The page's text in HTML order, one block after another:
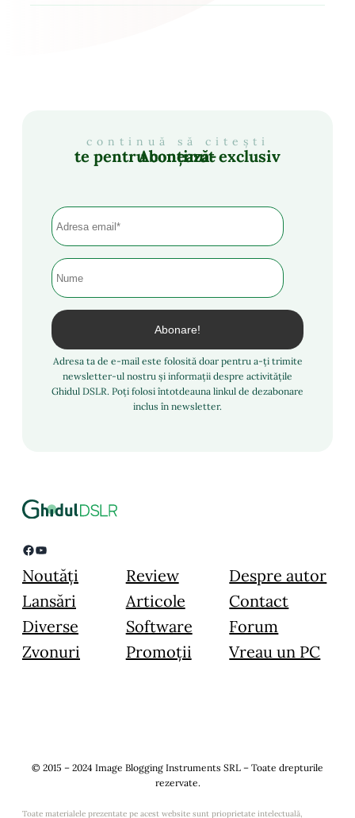
continuă să citești
Abonează-te pentru conținut exclusiv
Adresa ta de e-mail este folosită doar pentru a-ți trimite
newsletter-ul nostru și informații despre activitățile
Ghidul DSLR. Poți folosi întotdeauna linkul de dezabonare
inclus în newsletter.
Facebook YouTube
Noutăți
Lansări
Diverse
Zvonuri
Review
Articole
Software
Promoții
Despre autor
Contact
Forum
Vreau un PC
© 2015 – 2024 Image Blogging Instruments SRL – Toate drepturile
rezervate.
Toate materialele prezentate pe acest website sunt prioprietate intelectuală,